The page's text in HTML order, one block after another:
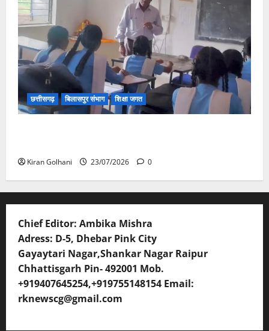
छत्तीसगढ़ बिलासपुर संभाग शिक्षा जगत
Kiran Golhani 23/07/2026 0
Chief Editor: Ambika Mishra
Adress: D-5, Dhebar Pink City
Gayaytari Nagar,Shankar Nagar Raipur
Chhattisgarh Pin- 492001 Mob.
+919407645254,+919755148154 Email:
rknewscg@gmail.com